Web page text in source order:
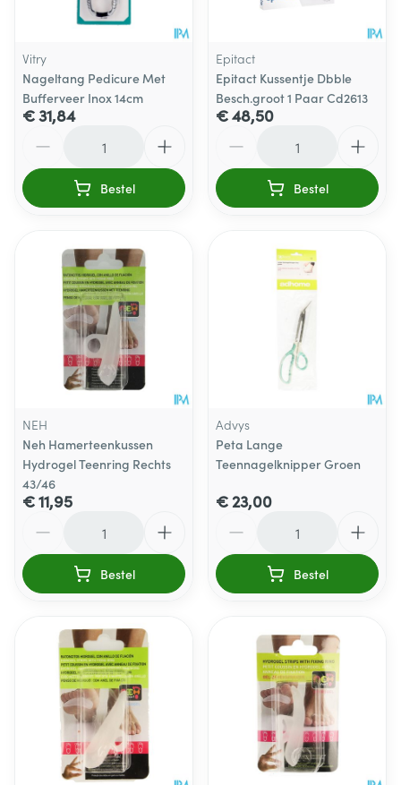
Vitry
Nageltang Pedicure Met
Bufferveer Inox 14cm
€ 31,84
Bestel
Epitact
Epitact Kussentje Dbble
Besch.groot 1 Paar Cd2613
€ 48,50
Bestel
NEH
Neh Hamerteenkussen
Hydrogel Teenring Rechts
43/46
€ 11,95
Bestel
Advys
Peta Lange
Teennagelknipper Groen
€ 23,00
Bestel